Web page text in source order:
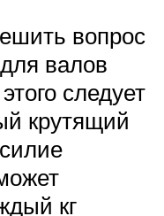
вопрос
валов
следует
крутящий
кг